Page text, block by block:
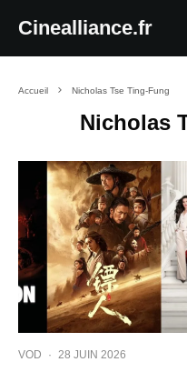
Cinealliance.fr
Accueil Nicholas Tse Ting-Fung
Nicholas
VOD · 28 JUIN 2026